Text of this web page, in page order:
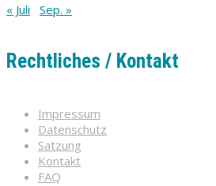
« Juli
Sep. »
Rechtliches / Kontakt
Impressum
Datenschutz
Satzung
Kontakt
FAQ